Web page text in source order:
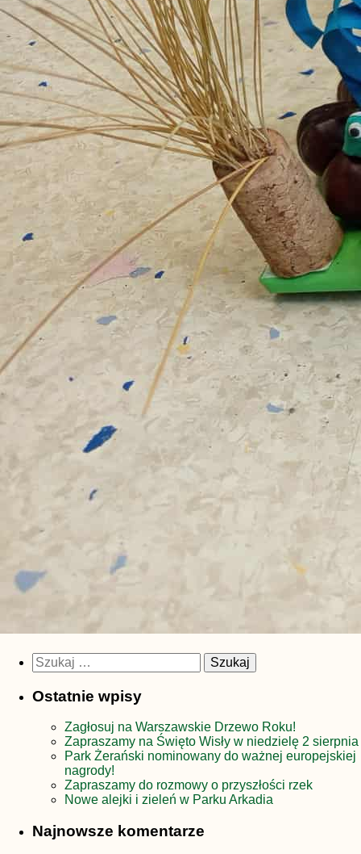
Szukaj:
Ostatnie wpisy
Zagłosuj na Warszawskie Drzewo Roku!
Zapraszamy na Święto Wisły w niedzielę 2 sierpnia
Park Żerański nominowany do ważnej europejskiej
nagrody!
Zapraszamy do rozmowy o przyszłości rzek
Nowe alejki i zieleń w Parku Arkadia
Najnowsze komentarze